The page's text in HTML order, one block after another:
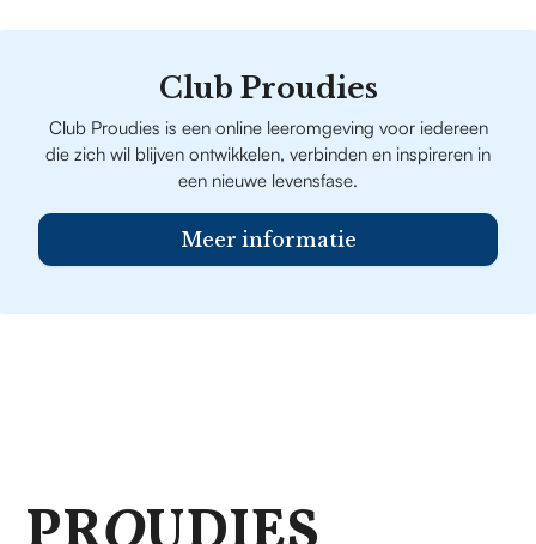
Club Proudies
Club Proudies is een online leeromgeving voor iedereen
die zich wil blijven ontwikkelen, verbinden en inspireren in
een nieuwe levensfase.
Meer informatie